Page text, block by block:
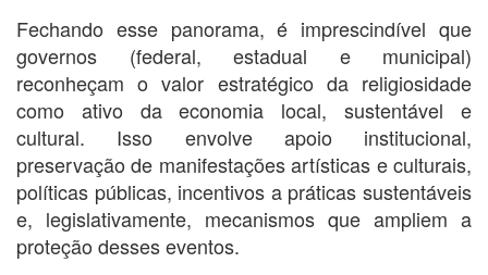
Fechando esse panorama, é imprescindível que
governos (federal, estadual e municipal)
reconheçam o valor estratégico da religiosidade
como ativo da economia local, sustentável e
cultural. Isso envolve apoio institucional,
preservação de manifestações artísticas e culturais,
políticas públicas, incentivos a práticas sustentáveis
e, legislativamente, mecanismos que ampliem a
proteção desses eventos.